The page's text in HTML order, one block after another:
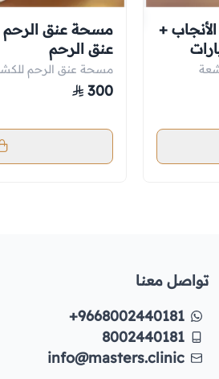
+
مسحة عنق
عنق الرحم
مسحة عنق الرحم
300
تواصل معنا
+9668002440181
8002440181
info@masters.clinic